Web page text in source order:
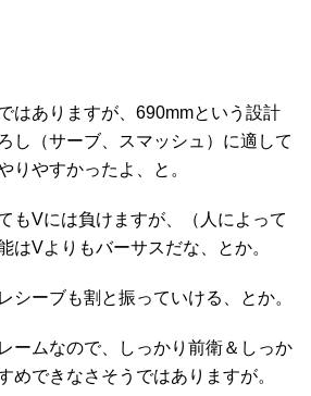
はありますが、690mmという設計
し（サーブ、スマッシュ）に適して
りやすかったよ、と。
もVには負けますが、（人によって
はVよりもバーサスだな、とか。
シーブも割と振っていける、とか。
ームなので、しっかり前衛＆しっか
めできなさそうではありますが。